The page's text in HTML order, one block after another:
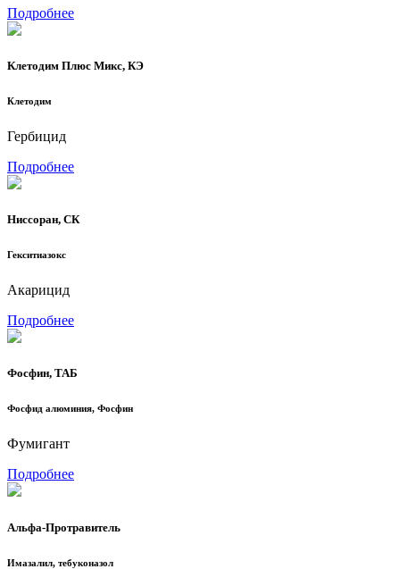
Подробнее
Клетодим Плюс Микс, КЭ
Клетодим
Гербицид
Подробнее
Ниссоран, СК
Гекситиазокс
Акарицид
Подробнее
Фосфин, ТАБ
Фосфид алюминия, Фосфин
Фумигант
Подробнее
Альфа-Протравитель
Имазалил, тебуконазол